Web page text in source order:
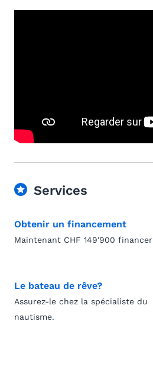
Services
Obtenir un financement
Maintenant CHF 149'900 financer
Le bateau de rêve?
Assurez-le chez la spécialiste du
nautisme.